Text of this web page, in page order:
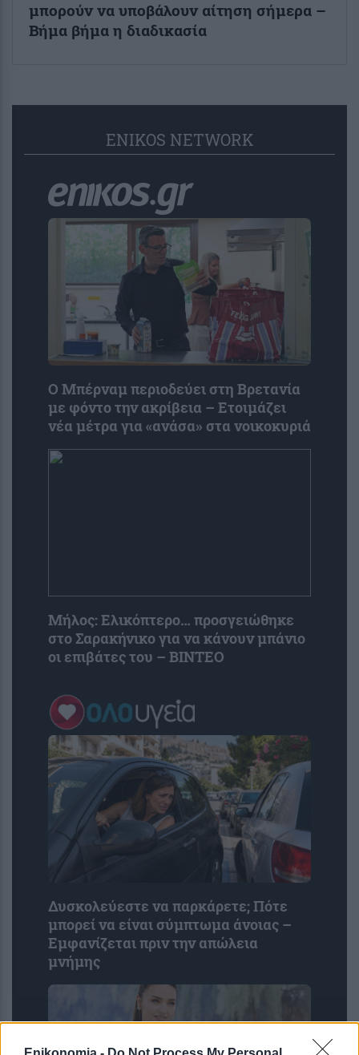
μπορούν να υποβάλουν αίτηση σήμερα –
Βήμα βήμα η διαδικασία
ENIKOS NETWORK
Ο Μπέρναμ περιοδεύει στη Βρετανία
με φόντο την ακρίβεια – Ετοιμάζει
νέα μέτρα για «ανάσα» στα νοικοκυριά
Μήλος: Ελικόπτερο… προσγειώθηκε
στο Σαρακήνικο για να κάνουν μπάνιο
οι επιβάτες του – ΒΙΝΤΕΟ
Δυσκολεύεστε να παρκάρετε; Πότε
μπορεί να είναι σύμπτωμα άνοιας –
Εμφανίζεται πριν την απώλεια
μνήμης